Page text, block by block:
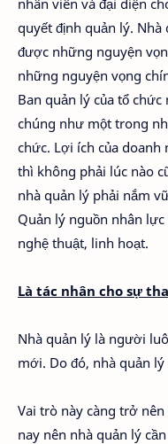
quyết định quản lý.
được những nguyện
những nguyện vọng
Ban quản lý của tổ
chúng như một trong
chức. Lợi ích của
thì không phải lúc nào
nhà quản lý phải nắm
Quản lý nguồn nhân
nghệ thuật, linh hoạt.
Là tác nhân cho sự
Nhà quản lý là người
mới. Do đó, nhà quản
Vai trò này càng trở
nay nên nhà quản lý